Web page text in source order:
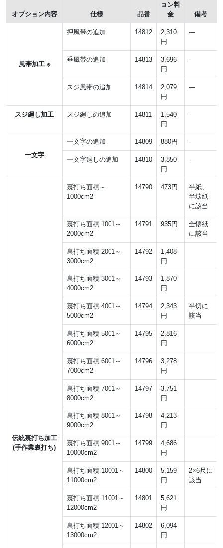
オプション内容 仕様 品番
ョン料
金
備考
風帯加工 ※
押風帯の追加 14812
2,310
円
―
垂風帯の追加 14813
3,696
円
―
スジ風帯の追加 14814
2,079
円
―
スジ廻し加工 スジ廻しの追加 14811
1,540
円
―
一文字
一文字の追加 14809 880円 ―
一文字廻しの追加 14810
3,850
円
―
伝統裏打ち加工
(手作業裏打ち)
裏打ち面積～
1000cm2
14790 473円
半紙、
半壊紙
に該当
裏打ち面積 1001～
2000cm2
14791 935円
全懐紙
に該当
裏打ち面積 2001～
3000cm2
14792
1,408
円
裏打ち面積 3001～
4000cm2
14793
1,870
円
裏打ち面積 4001～
5000cm2
14794
2,343
円
半切に
該当
裏打ち面積 5001～
6000cm2
14795
2,816
円
裏打ち面積 6001～
7000cm2
14796
3,278
円
裏打ち面積 7001～
8000cm2
14797
3,751
円
裏打ち面積 8001～
9000cm2
14798
4,213
円
裏打ち面積 9001～
10000cm2
14799
4,686
円
裏打ち面積 10001～
11000cm2
14800
5,159
円
2×6尺に
該当
裏打ち面積 11001～
12000cm2
14801
5,621
円
裏打ち面積 12001～
13000cm2
14802
6,094
円